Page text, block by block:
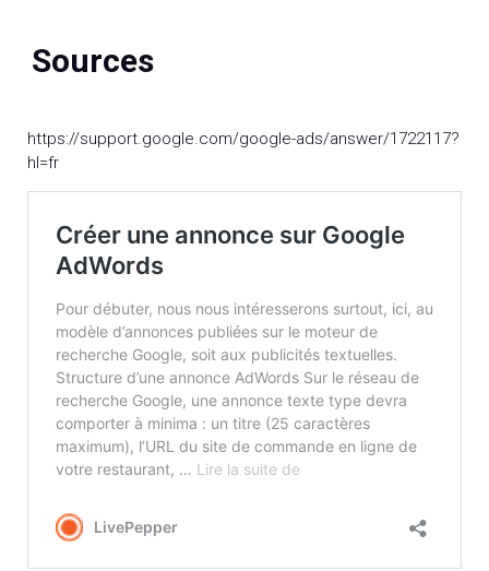
Sources
https://support.google.com/google-ads/answer/1722117?
hl=fr